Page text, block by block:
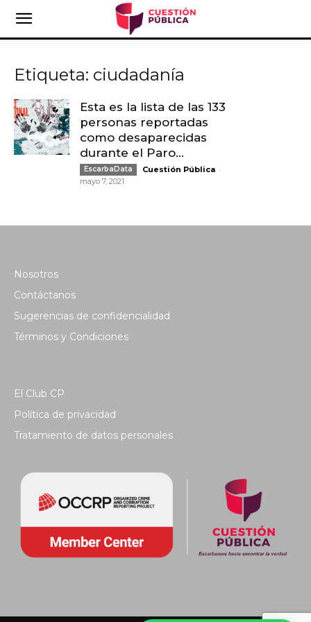
Etiqueta: ciudadanía
Esta es la lista de las 133
personas reportadas
como desaparecidas
durante el Paro...
EscarbaData Cuestión Pública -
mayo 7, 2021
Nosotros
Contáctanos
Sugerencias de confidencialidad
Términos y Condiciones
El Club CP
Política de privacidad
Tratamiento de datos personales